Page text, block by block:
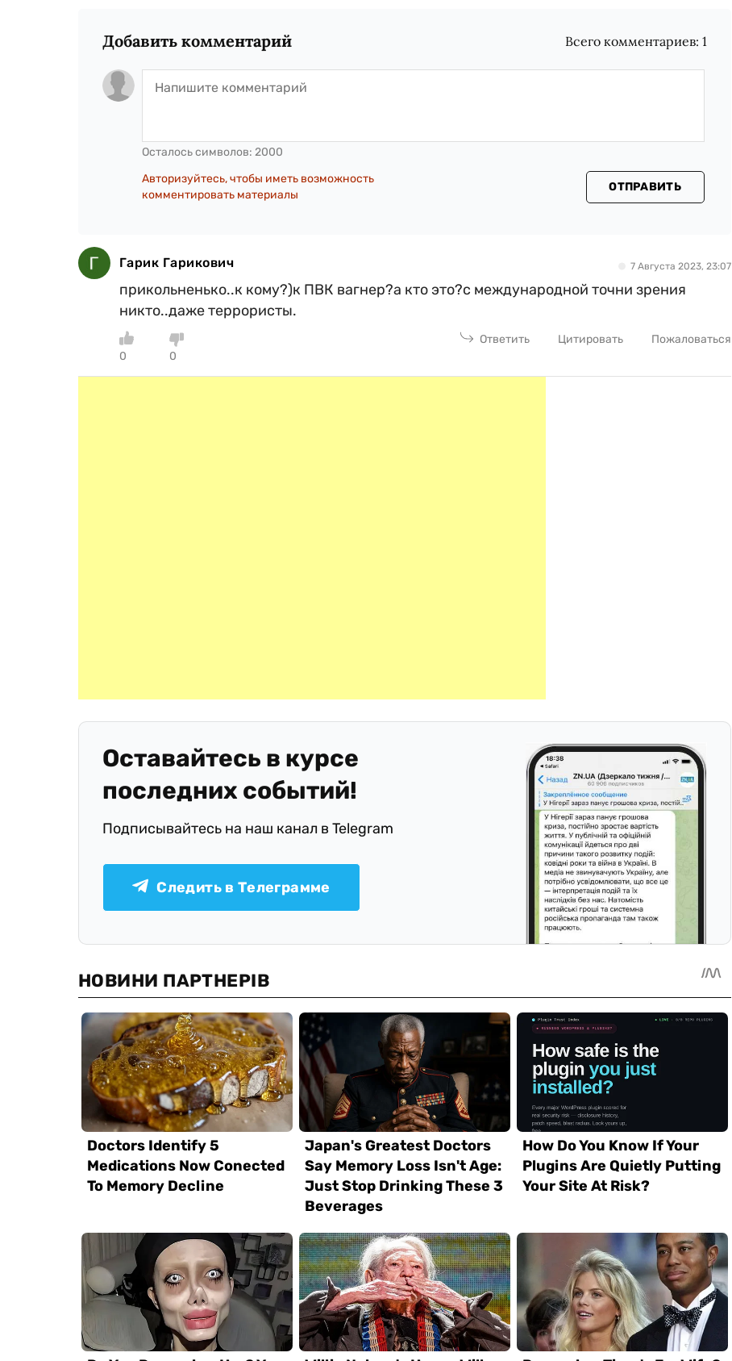
Добавить комментарий Всего комментариев:1
Осталось символов: 2000
Авторизуйтесь, чтобы иметь возможность
комментировать материалы
ОТПРАВИТЬ
Гарик Гарикович 7 Августа 2023, 23:07
прикольненько..к кому?)к ПВК вагнер?а кто это?с международной точни зрения
никто..даже террористы.
0 0
Ответить Цитировать Пожаловаться
Оставайтесь в курсе
последних событий!
Подписывайтесь на наш канал в Telegram
Следить в Телеграмме